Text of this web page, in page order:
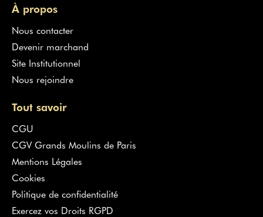
À propos
Nous contacter
Devenir marchand
Site Institutionnel
Nous rejoindre
Tout savoir
CGU
CGV Grands Moulins de Paris
Mentions Légales
Cookies
Politique de confidentialité
Exercez vos Droits RGPD